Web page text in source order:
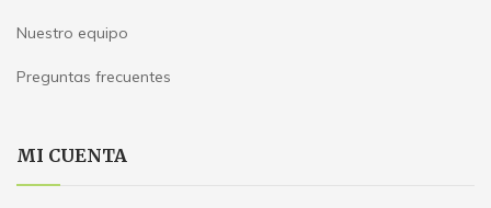
Nuestro equipo
Preguntas frecuentes
MI CUENTA